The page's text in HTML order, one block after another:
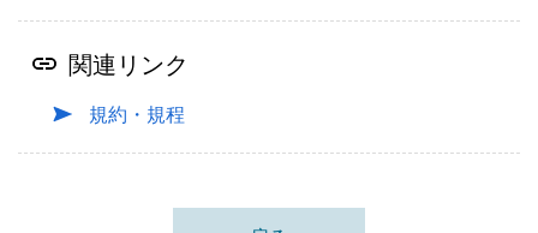
関連リンク
規約・規程